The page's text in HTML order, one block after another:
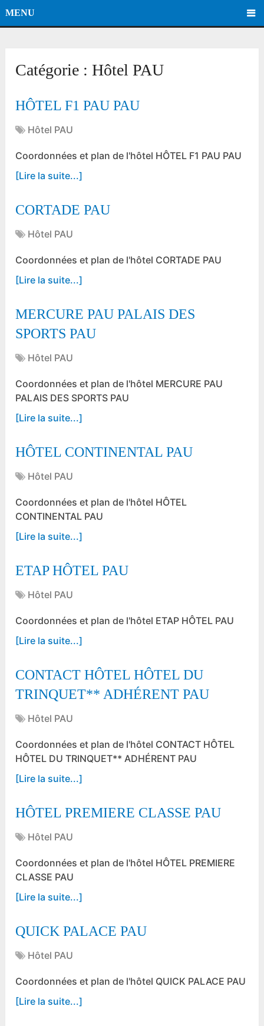
MENU
Catégorie :Hôtel PAU
HÔTEL F1 PAU PAU
Hôtel PAU
Coordonnées et plan de l'hôtel HÔTEL F1 PAU PAU
[Lire la suite...]
CORTADE PAU
Hôtel PAU
Coordonnées et plan de l'hôtel CORTADE PAU
[Lire la suite...]
MERCURE PAU PALAIS DES
SPORTS PAU
Hôtel PAU
Coordonnées et plan de l'hôtel MERCURE PAU
PALAIS DES SPORTS PAU
[Lire la suite...]
HÔTEL CONTINENTAL PAU
Hôtel PAU
Coordonnées et plan de l'hôtel HÔTEL
CONTINENTAL PAU
[Lire la suite...]
ETAP HÔTEL PAU
Hôtel PAU
Coordonnées et plan de l'hôtel ETAP HÔTEL PAU
[Lire la suite...]
CONTACT HÔTEL HÔTEL DU
TRINQUET** ADHÉRENT PAU
Hôtel PAU
Coordonnées et plan de l'hôtel CONTACT HÔTEL
HÔTEL DU TRINQUET** ADHÉRENT PAU
[Lire la suite...]
HÔTEL PREMIERE CLASSE PAU
Hôtel PAU
Coordonnées et plan de l'hôtel HÔTEL PREMIERE
CLASSE PAU
[Lire la suite...]
QUICK PALACE PAU
Hôtel PAU
Coordonnées et plan de l'hôtel QUICK PALACE PAU
[Lire la suite...]